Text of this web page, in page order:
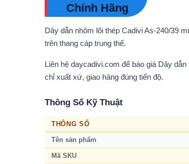
Chính Hãng
Dây dẫn nhôm lõi thép Cadivi As-240/39
trên thang cáp trung thế.
Liên hệ daycadivi.com để báo giá Dây
chỉ xuất xứ, giao hàng đúng tiến độ.
Thông Số Kỹ Thuật
THÔNG SỐ
Tên sản phẩm
Mã SKU